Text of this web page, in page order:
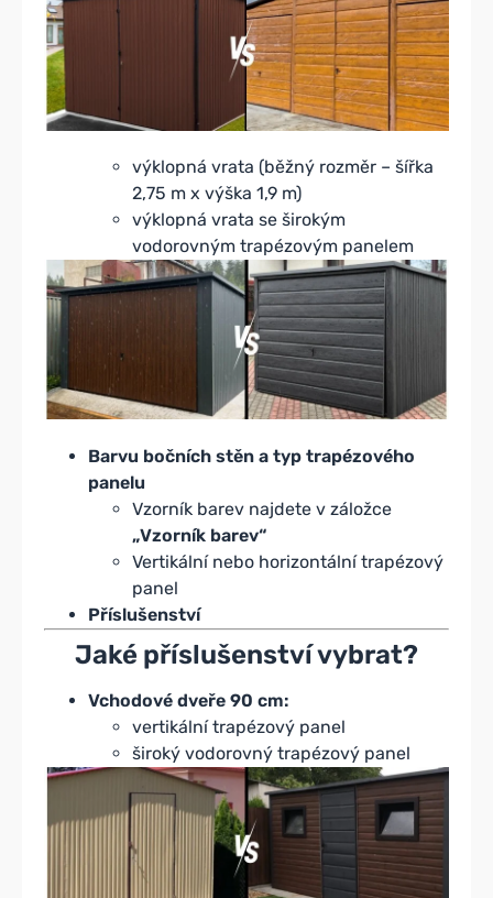
výklopná vrata (běžný rozměr – šířka
2,75 m x výška 1,9 m)
výklopná vrata se širokým
vodorovným trapézovým panelem
Barvu bočních stěn a typ trapézového
panelu
Vzorník barev najdete v záložce
„Vzorník barev“
Vertikální nebo horizontální trapézový
panel
Příslušenství
Jaké příslušenství vybrat?
Vchodové dveře 90 cm:
vertikální trapézový panel
široký vodorovný trapézový panel